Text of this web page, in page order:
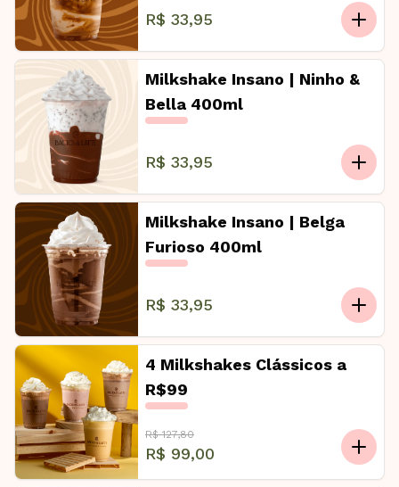
R$ 33,95
Milkshake Insano | Ninho &
Bella 400ml
R$ 33,95
Milkshake Insano | Belga
Furioso 400ml
R$ 33,95
4 Milkshakes Clássicos a
R$99
R$ 127,80
R$ 99,00